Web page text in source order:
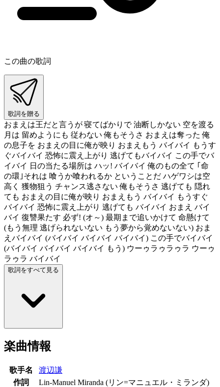
この曲の歌詞
歌詞を贈る
おまえは王だと言うが 寝てばかりで 油断しかない 空を渡る
月は 留めようにも 従わない 俺もそうさ おまえは奪った 俺
の息子を おまえの目に俺が映り おまえもう バイバイ もうす
ぐバイバイ 恐怖に震え上がり 逃げてもバイバイ この手でバ
イバイ 日の当たる場所は ハッ! バイバイ 俺のもの全て ｢命
の環｣それは 喰うか喰われるか ということだ ハゲワシは空
高く 獲物狙う チャンス逃さない 俺もそうさ 逃げても 隠れ
ても おまえの目に俺が映り おまえもう バイバイ もうすぐ
バイバイ 恐怖に震え上がり 逃げても バイバイ おまえ バイ
バイ 復讐果たす 必ず! (オ～) 最期まで追いかけて 命懸けて
(もう無理 逃げられないない もう夢から覚めないない) おま
えバイバイ (バイバイ バイバイ バイバイ) この手でバイバイ
(バイバイ バイバイ バイバイ もう) ウーゥラゥラゥラ ウーゥ
ラゥラ バイバイ
歌詞をすべて見る
楽曲情報
歌手名
渡辺謙
作詞
Lin-Manuel Miranda (リン=マニュエル・ミランダ)